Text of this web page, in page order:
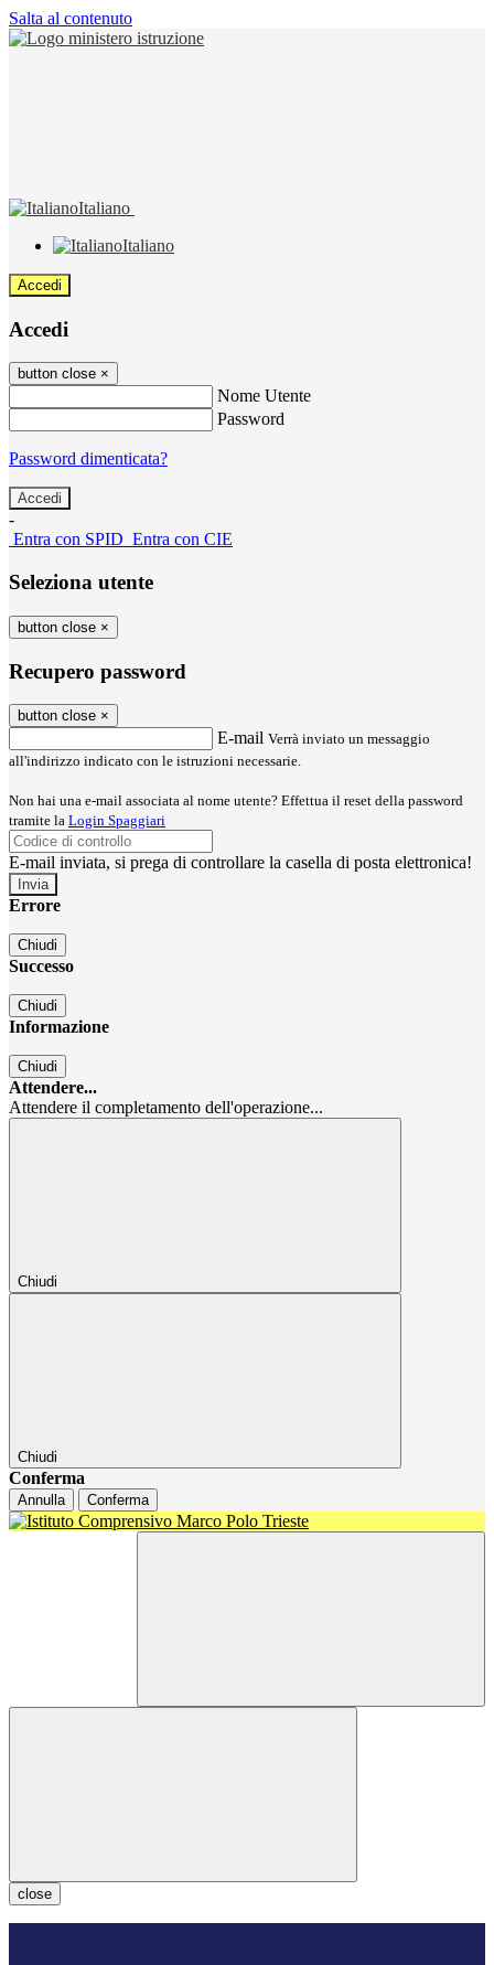
Salta al contenuto
Italiano
Italiano
Accedi
Accedi
button close ×
Nome Utente
Password
Password dimenticata?
-
Entra con SPID Entra con CIE
Seleziona utente
button close ×
Recupero password
button close ×
E-mail Verrà inviato un messaggio
all'indirizzo indicato con le istruzioni necessarie.
Non hai una e-mail associata al nome utente? Effettua il reset della password
tramite la Login Spaggiari
E-mail inviata, si prega di controllare la casella di posta elettronica!
Errore
Chiudi
Successo
Chiudi
Informazione
Chiudi
Attendere...
Attendere il completamento dell'operazione...
Chiudi
Chiudi
Conferma
Annulla Conferma
close